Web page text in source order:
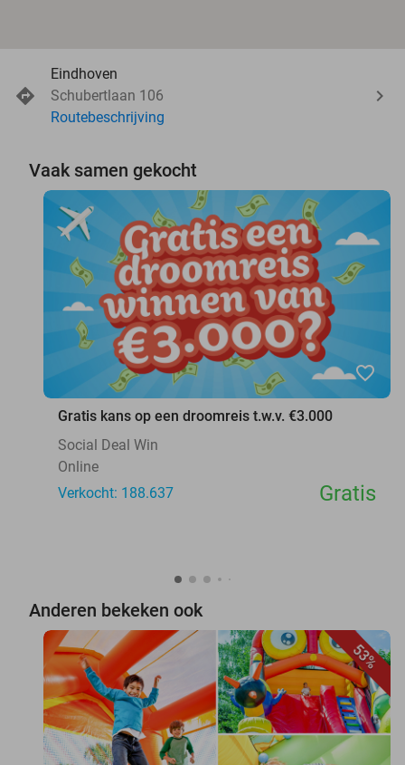
Eindhoven
Schubertlaan 106
Routebeschrijving
Vaak samen gekocht
favorite_border
Gratis kans op een droomreis t.w.v. €3.000
Social Deal Win
Online
Verkocht: 188.637
Gratis
Anderen bekeken ook
53%